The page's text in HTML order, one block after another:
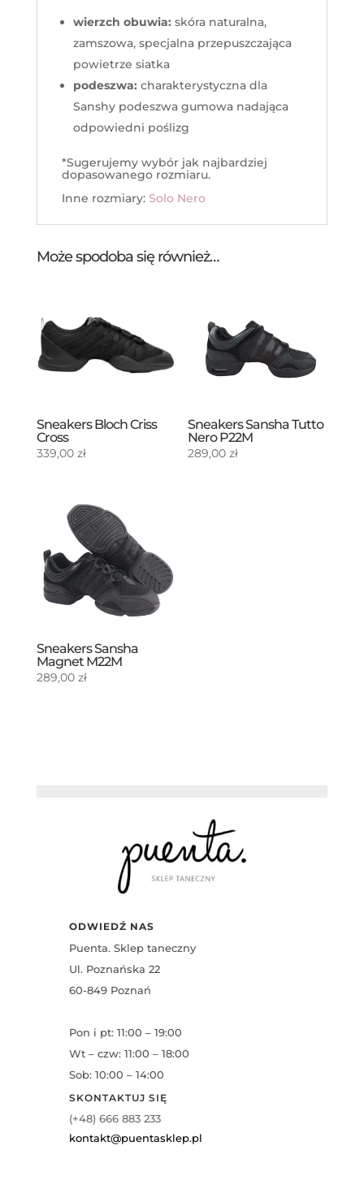
wierzch obuwia: skóra naturalna,
zamszowa, specjalna przepuszczająca
powietrze siatka
podeszwa: charakterystyczna dla
Sanshy podeszwa gumowa nadająca
odpowiedni poślizg
*Sugerujemy wybór jak najbardziej
dopasowanego rozmiaru.
Inne rozmiary: Solo Nero
Może spodoba się również…
Sneakers Bloch Criss
Cross
339,00 zł
Sneakers Sansha Tutto
Nero P22M
289,00zł
Sneakers Sansha
Magnet M22M
289,00 zł
ODWIEDŹ NAS
Puenta. Sklep taneczny
Ul. Poznańska 22
60-849 Poznań
Pon i pt: 11:00 – 19:00
Wt – czw: 11:00 – 18:00
Sob: 10:00 – 14:00
SKONTAKTUJ SIĘ
(+48) 666 883 233
kontakt@puentasklep.pl